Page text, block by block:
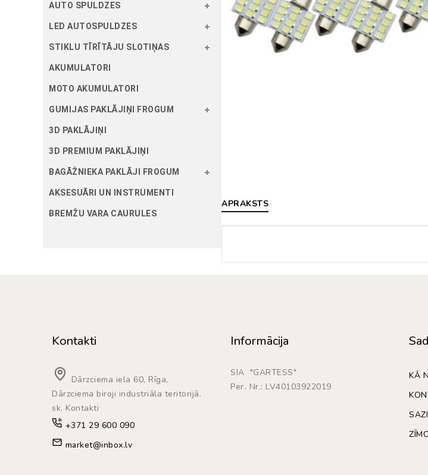
AUTO SPULDZES
LED AUTOSPULDZES
STIKLU TĪRĪTĀJU SLOTIŅAS
AKUMULATORI
MOTO AKUMULATORI
GUMIJAS PAKLĀJIŅI FROGUM
3D PAKLĀJIŅI
3D PREMIUM PAKLĀJIŅI
BAGĀŽNIEKA PAKLĀJI FROGUM
AKSESUĀRI UN INSTRUMENTI
BREMŽU VARA CAURULES
APRAKSTS
Kontakti
Dārzciema iela 60, Rīga,
Dārzciema biroji industriāla teritorijā.
sk. Kontakti
+371 29 600 090
market@inbox.lv
Informācija
SIA "GARTESS"
Рег. Nr.: LV40103922019
KĀ